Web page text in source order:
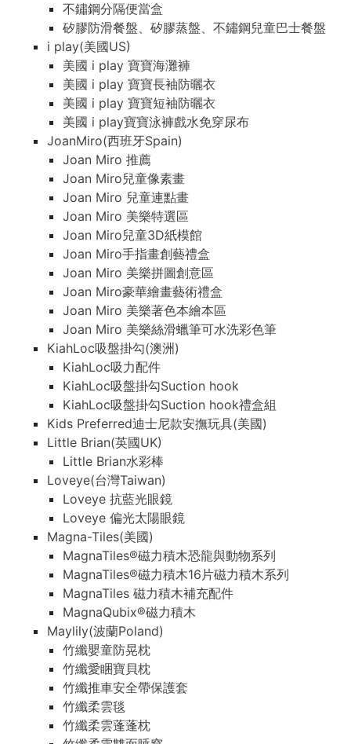
不鏽鋼分隔便當盒
矽膠防滑餐盤、矽膠蒸盤、不鏽鋼兒童巴士餐盤
i play(美國US)
美國 i play 寶寶海灘褲
美國 i play 寶寶長袖防曬衣
美國 i play 寶寶短袖防曬衣
美國 i play寶寶泳褲戲水免穿尿布
JoanMiro(西班牙Spain)
Joan Miro 推薦
Joan Miro兒童像素畫
Joan Miro 兒童連點畫
Joan Miro 美樂特選區
Joan Miro兒童3D紙模館
Joan Miro手指畫創藝禮盒
Joan Miro 美樂拼圖創意區
Joan Miro豪華繪畫藝術禮盒
Joan Miro 美樂著色本繪本區
Joan Miro 美樂絲滑蠟筆可水洗彩色筆
KiahLoc吸盤掛勾(澳洲)
KiahLoc吸力配件
KiahLoc吸盤掛勾Suction hook
KiahLoc吸盤掛勾Suction hook禮盒組
Kids Preferred迪士尼款安撫玩具(美國)
Little Brian(英國UK)
Little Brian水彩棒
Loveye(台灣Taiwan)
Loveye 抗藍光眼鏡
Loveye 偏光太陽眼鏡
Magna-Tiles(美國)
MagnaTiles®磁力積木恐龍與動物系列
MagnaTiles®磁力積木16片磁力積木系列
MagnaTiles 磁力積木補充配件
MagnaQubix®磁力積木
Maylily(波蘭Poland)
竹纖嬰童防晃枕
竹纖愛睏寶貝枕
竹纖推車安全帶保護套
竹纖柔雲毯
竹纖柔雲蓬蓬枕